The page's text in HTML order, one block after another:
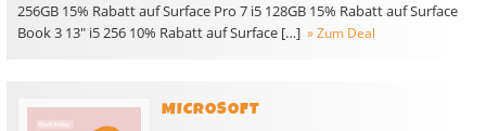
256GB 15% Rabatt auf Surface Pro 7 i5 128GB 15% Rabatt auf Surface
Book 3 13″ i5 256 10% Rabatt auf Surface […] » Zum Deal
MICROSOFT